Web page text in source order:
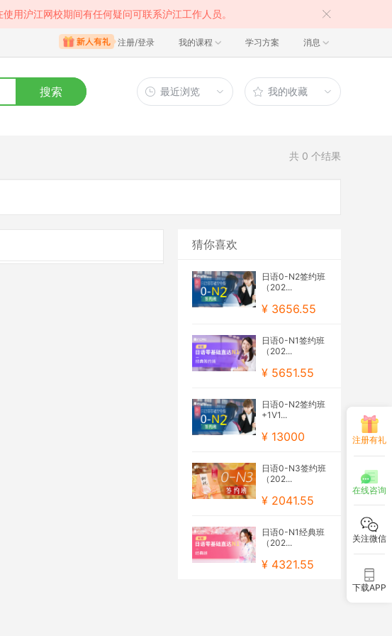
用沪江网校期间有任何疑问可联系沪江工作人员。
注册/登录 我的课程 学习方案 消息
搜索 最近浏览 我的收藏
共 0 个结果
猜你喜欢
日语0-N2签约班
（202...
¥ 3656.55
日语0-N1签约班
（202...
¥ 5651.55
日语0-N2签约班
+1V1...
¥ 13000
日语0-N3签约班
（202...
¥ 2041.55
日语0-N1经典班
（202...
¥ 4321.55
注册有礼
在线咨询
关注微信
下载APP